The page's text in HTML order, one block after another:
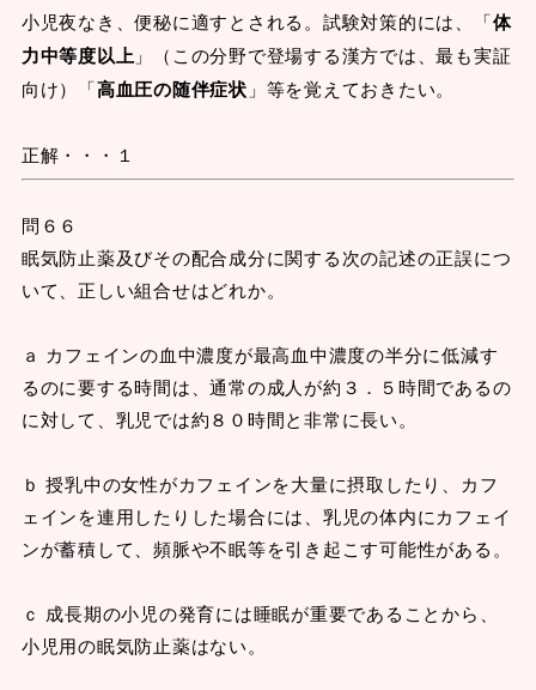
小児夜なき、便秘に適すとされる。試験対策的には、「体
力中等度以上 」（この分野で登場する漢方では、最も実証
向け）「高血圧の随伴症状 」等を覚えておきたい。
正解・・・１
問６６
眠気防止薬及びその配合成分に関する次の記述の正誤につ
いて、正しい組合せはどれか。
ａ カフェインの血中濃度が最高血中濃度の半分に低減す
るのに要する時間は、通常の成人が約３．５時間であるの
に対して、乳児では約８０時間と非常に長い。
ｂ 授乳中の女性がカフェインを大量に摂取したり、カフ
ェインを連用したりした場合には、乳児の体内にカフェイ
ンが蓄積して、頻脈や不眠等を引き起こす可能性がある。
ｃ 成長期の小児の発育には睡眠が重要であることから、
小児用の眠気防止薬はない。